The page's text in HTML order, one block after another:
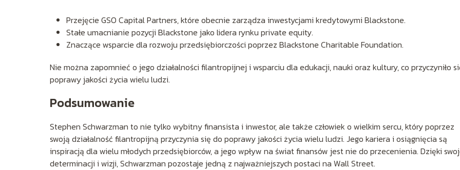
Przejęcie GSO Capital Partners, które obecnie zarządza inwestycjami kredytowymi Blackstone.
Stałe umacnianie pozycji Blackstone jako lidera rynku private equity.
Znaczące wsparcie dla rozwoju przedsiębiorczości poprzez Blackstone Charitable Foundation.
Nie można zapomnieć o jego działalności filantropijnej i wsparciu dla edukacji, nauki oraz kultury, co przyczyniło
poprawy jakości życia wielu ludzi.
Podsumowanie
Stephen Schwarzman to nie tylko wybitny finansista i inwestor, ale także człowiek o wielkim sercu, który poprzez
swoją działalność filantropijną przyczynia się do poprawy jakości życia wielu ludzi. Jego kariera i osiągnięcia są
inspiracją dla wielu młodych przedsiębiorców, a jego wpływ na świat finansów jest nie do przecenienia. Dzięki
determinacji i wizji, Schwarzman pozostaje jedną z najważniejszych postaci na Wall Street.